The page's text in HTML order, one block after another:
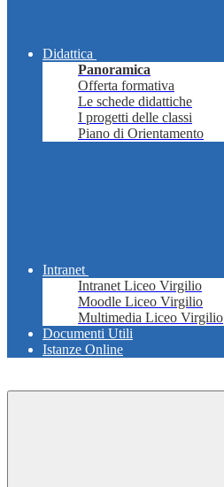
Didattica
Panoramica
Offerta formativa
Le schede didattiche
I progetti delle classi
Piano di Orientamento
Intranet
Intranet Liceo Virgilio
Moodle Liceo Virgilio
Multimedia Liceo Virgilio
Documenti Utili
Istanze Online